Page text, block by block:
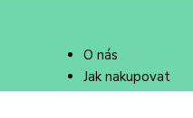
O nás
Jak nakupovat
Doprava a platba